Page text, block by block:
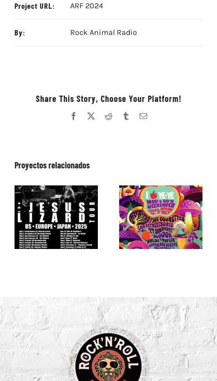
Project URL: ARF 2024
By: Rock Animal Radio
Share This Story, Choose Your Platform!
Facebook Reddit TumblrCorreo
Proyectos relacionados